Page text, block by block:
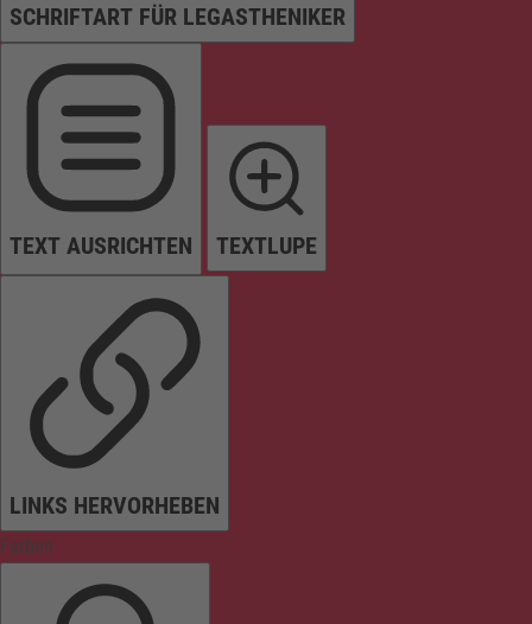
SCHRIFTART FÜR LEGASTHENIKER
TEXT AUSRICHTEN TEXTLUPE
LINKS HERVORHEBEN
Farben